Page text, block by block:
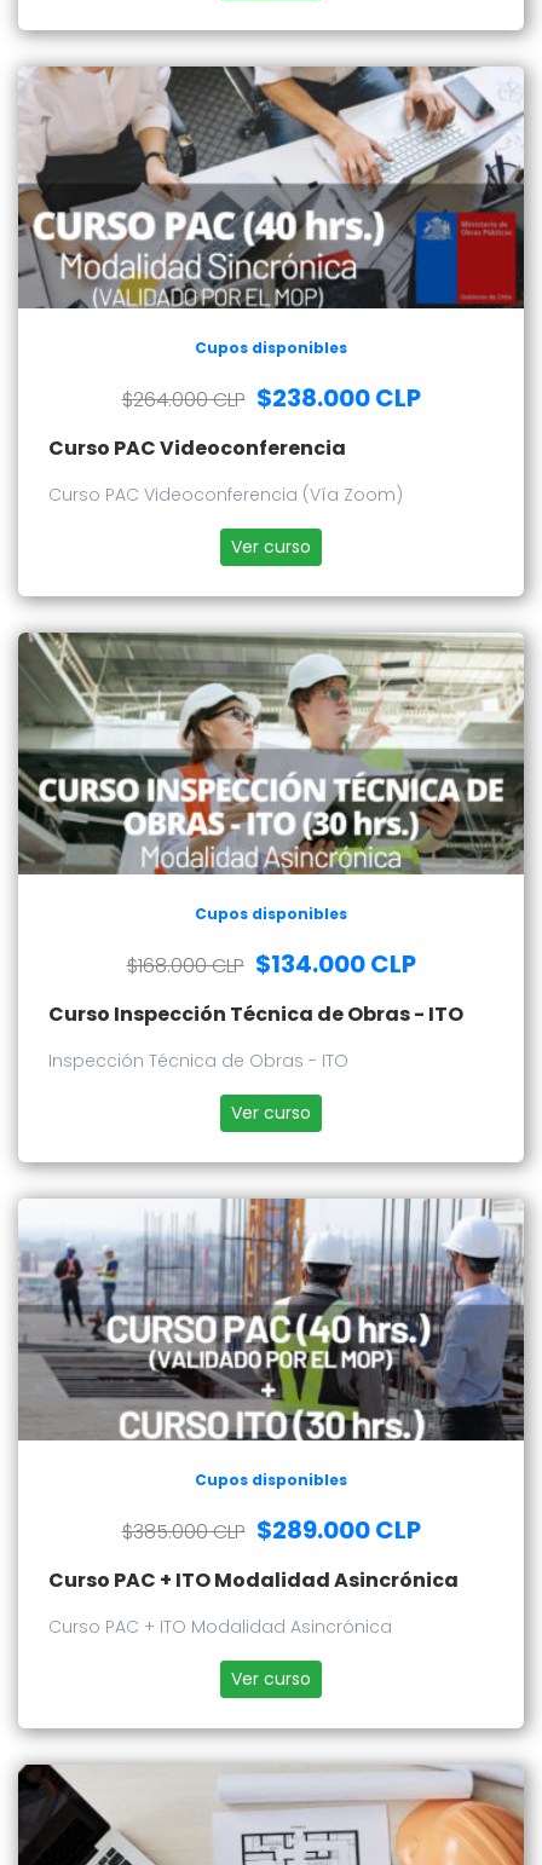
Cupos disponibles
$264.000 CLP $238.000 CLP
Curso PAC Videoconferencia
Curso PAC Videoconferencia (Vía Zoom)
Ver curso
Cupos disponibles
$168.000 CLP $134.000 CLP
Curso Inspección Técnica de Obras - ITO
Inspección Técnica de Obras - ITO
Ver curso
Cupos disponibles
$385.000 CLP $289.000 CLP
Curso PAC + ITO Modalidad Asincrónica
Curso PAC + ITO Modalidad Asincrónica
Ver curso